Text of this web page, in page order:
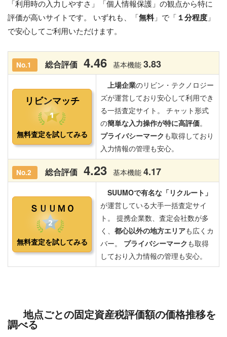
「利用時の入力しやすさ」「個人情報保護」の観点から特に
評価が高いサイトです。 いずれも、「 無料」で「 １分程度 」
で安心してご利用いただけます。
地点ごとの固定資産税評価額の価格推移を
調べる